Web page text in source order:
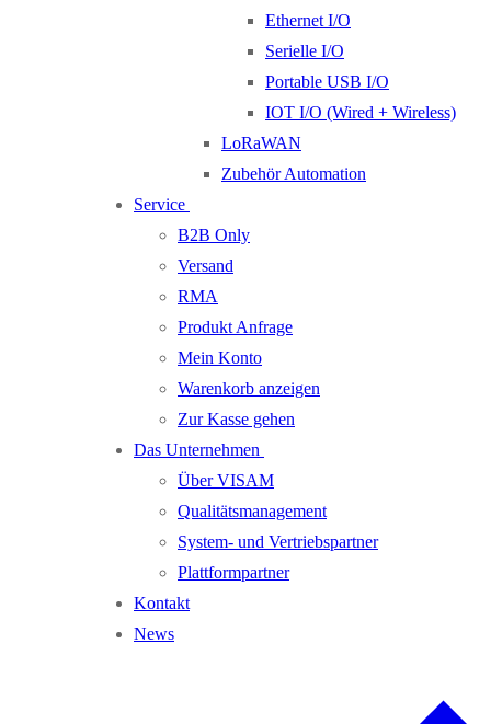
Ethernet I/O
Serielle I/O
Portable USB I/O
IOT I/O (Wired + Wireless)
LoRaWAN
Zubehör Automation
Service
B2B Only
Versand
RMA
Produkt Anfrage
Mein Konto
Warenkorb anzeigen
Zur Kasse gehen
Das Unternehmen
Über VISAM
Qualitätsmanagement
System- und Vertriebspartner
Plattformpartner
Kontakt
News